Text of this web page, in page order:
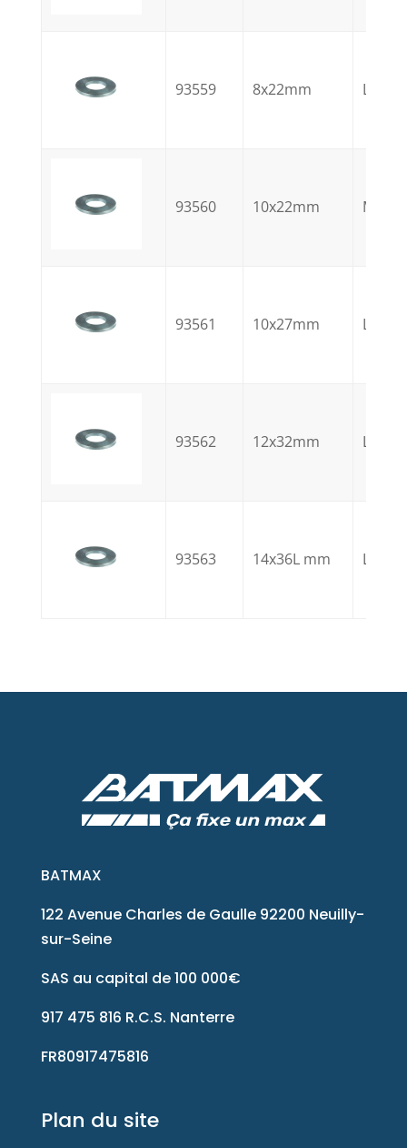
93559 8x22mm L
93560 10x22mm M
93561 10x27mm L
93562 12x32mm L
93563 14x36L mm L
BATMAX
122 Avenue Charles de Gaulle 92200 Neuilly-
sur-Seine
SAS au capital de 100 000€
917 475 816 R.C.S. Nanterre
FR80917475816
Plan du site